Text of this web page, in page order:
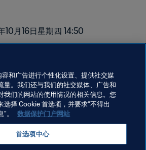
10月16日星期四 14:50
和广告进行个性化设置、提供社交媒
量。我们还与我们的社交媒体、广告和
我们的网站的使用情况的相关信息。您
选择 Cookie 首选项，并要求“不得出
。
数据保护门户网站
首选项中心